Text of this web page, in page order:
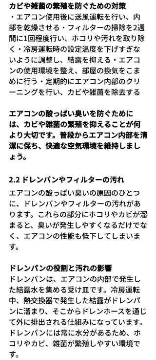
カビや雑菌の繁殖を防ぐための対策
・エアコン使用後に送風運転を行い、内
部を乾燥させる・フィルターの掃除を2週
間に1回程度行い、ホコリや汚れを取り除
く・冷房運転時の設定温度を下げすぎな
いように調整し、結露を抑える・エアコ
ンの使用環境を整え、部屋の換気をこま
めに行う・定期的にエアコン内部のクリ
ーニングを行い、カビや雑菌を除去する
エアコンの酸っぱい臭いを防ぐために
は、カビや雑菌の繁殖を抑えることが何
より大切です。普段からエアコン内部を清
潔に保ち、快適な空気環境を維持しまし
ょう。
2.2 ドレンパンやフィルターの汚れ
エアコンの酸っぱい臭いの原因のひとつ
に、ドレンパンやフィルターの汚れがあ
ります。これらの部分にホコリやカビが溜
まると、臭いが発生しやすくなるだけでな
く、エアコンの性能も低下してしまいま
す。
ドレンパンの役割と汚れの影響
ドレンパンは、エアコンの内部で発生し
た結露水を集める受け皿です。冷房運転
中、熱交換器で発生した結露がドレンパ
ンに溜まり、そこからドレンホースを通じ
て外に排出される仕組みになっています。
ドレンパンには常に水分があるため、ホ
コリやカビ、雑菌が繁殖しやすい環境で
す。